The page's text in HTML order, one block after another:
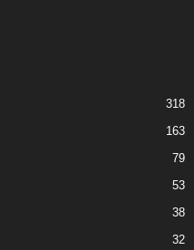
318
163
79
53
38
32